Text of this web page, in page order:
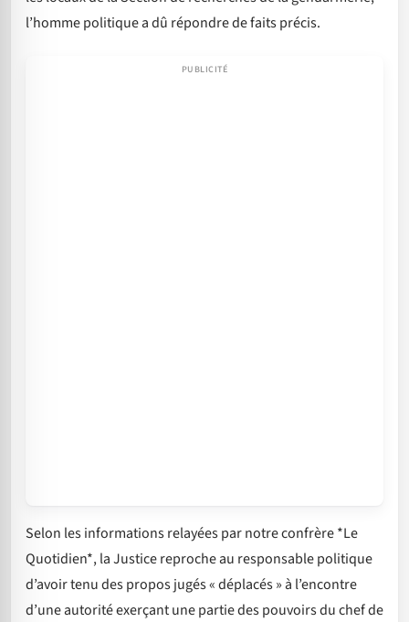
l’homme politique a dû répondre de faits précis.
Selon les informations relayées par notre confrère *Le
Quotidien*, la Justice reproche au responsable politique
d’avoir tenu des propos jugés « déplacés » à l’encontre
d’une autorité exerçant une partie des pouvoirs du chef de